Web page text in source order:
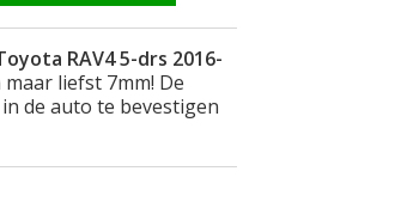
RAV4 5-drs 2016-
liefst 7mm! De
in de auto te bevestigen